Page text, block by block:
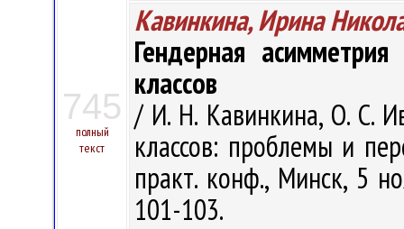
745
полный
текст
Кавинкина, Ирина
Гендерная
классов
/ И. Н. Кавинкина, О. С.
классов: проблемы и
практ. конф., Минск, 5
101-103.